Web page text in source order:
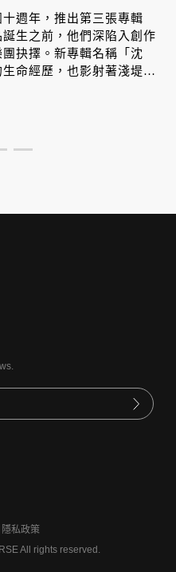
週年，推出第三張專輯
誕生之前，他們深陷入創作
抉擇。新專輯名稱「沈
命經歷，也影射著淺堤走
隱私政策
All rights reserved.